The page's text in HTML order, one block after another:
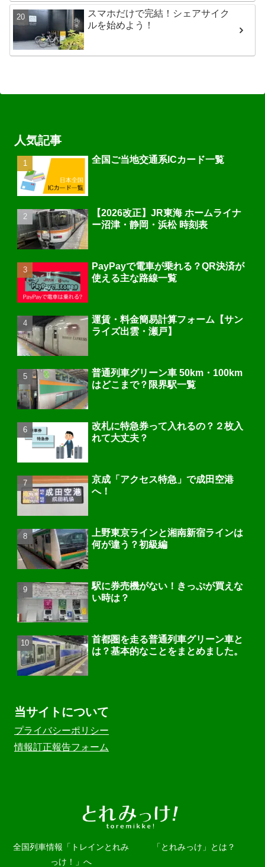
スマホだけで完結！シェアサイク
ルを始めよう！
人気記事
全国ご当地交通系ICカード一覧
【2026改正】JR東海 ホームライナ
ー沼津・静岡・浜松 時刻表
PayPayで電車が乗れる？QR決済が
使える主な路線一覧
運賃・料金簡易計算フォーム【サン
ライズ出雲・瀬戸】
普通列車グリーン車 50km・100km
はどこまで？限界駅一覧
改札に特急券って入れるの？２枚入
れて大丈夫？
京成「アクセス特急」で成田空港
へ！
上野東京ラインと湘南新宿ラインは
何が違う？初級編
駅に券売機がない！きっぷが買えな
い時は？
首都圏を走る普通列車グリーン車と
は？基本的なことをまとめました。
当サイトについて
プライバシーポリシー
情報訂正報告フォーム
全国列車情報「トレインとれみ
っけ！」へ
「とれみっけ」とは？